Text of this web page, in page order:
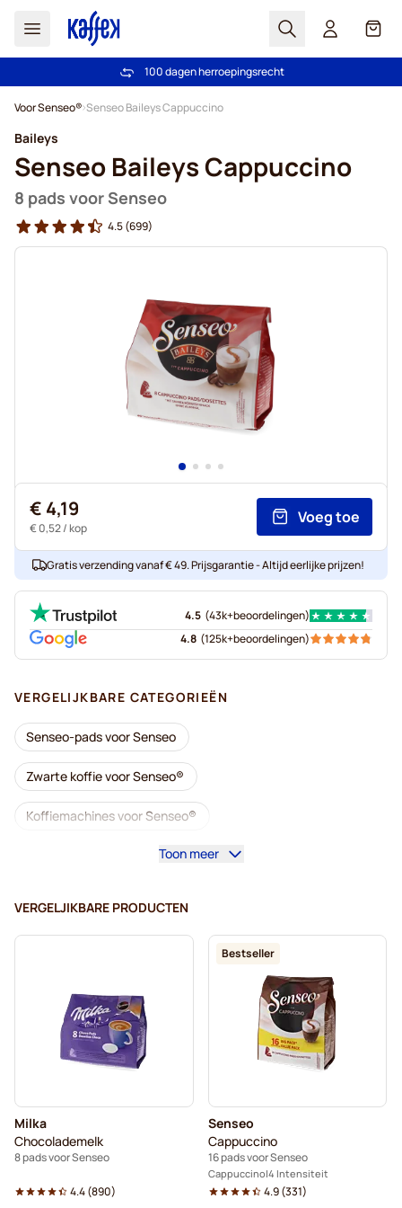
Zoek Cart
Gratis vanaf € 49
100 dagen herroepingsrecht
Voor Senseo® Senseo Baileys Cappuccino
Baileys
Senseo Baileys Cappuccino
8 pads voor Senseo
4.5(699)
€ 4,19
€ 0,52/ kop
Voeg toe
Gratis verzending vanaf € 49. Prijsgarantie - Altijd eerlijke prijzen!
4.5 (43k+beoordelingen)
4.8 (125k+beoordelingen)
VERGELIJKBARE CATEGORIEËN
Senseo-pads voor Senseo
Zwarte koffie voor Senseo®
Koffiemachines voor Senseo®
Café Royal-koffiepads voor Senseo
Cafeïnevrije koffie voor Senseo
Ontkalkings- en reinigingsproducten voor Senseo
Segafredo-koffiepads voor Senseo
Café René-koffiepads voor Senseo
Friele-koffiepads voor Senseo
Marcilla-koffiepads voor Senseo
Toon meer
VERGELJIKBARE PRODUCTEN
Milka
Chocolademelk
8 pads voor Senseo
4.4(890)
Bestseller
Senseo
Cappuccino
16 pads voor Senseo
Cappuccino 4 Intensiteit
4.9(331)